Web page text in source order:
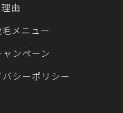
由
メニュー
ャンペーン
バシーポリシー